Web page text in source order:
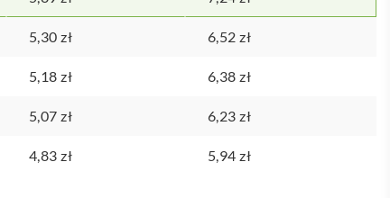
5,30zł 6,52zł
5,18zł 6,38zł
5,07zł 6,23zł
4,83zł 5,94zł